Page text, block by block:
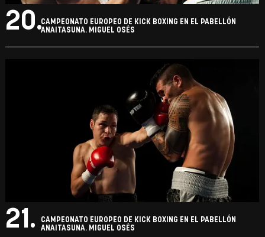
20.CAMPEONATO EUROPEO DE KICK BOXING EN EL PABELLÓN
ANAITASUNA. MIGUEL OSÉS
21.
CAMPEONATO EUROPEO DE KICK BOXING EN EL PABELLÓN
ANAITASUNA. MIGUEL OSÉS